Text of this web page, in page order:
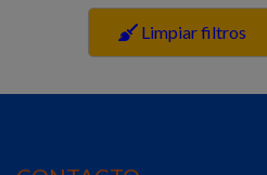
Limpiar filtros